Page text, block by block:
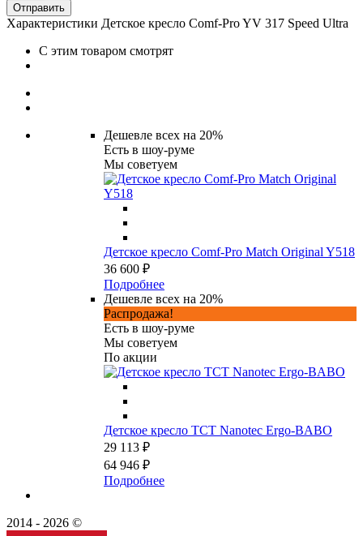
Характеристики Детское кресло Comf-Pro YV 317 Speed Ultra
С этим товаром смотрят
Дешевле всех на 20%
Есть в шоу-руме
Мы советуем
Детское кресло Сomf-Pro Match Original Y518
36 600 ₽
Подробнее
Дешевле всех на 20%
Распродажа!
Есть в шоу-руме
Мы советуем
По акции
Детское кресло TCT Nanotec Ergo-BABO
29 113 ₽
64 946 ₽
Подробнее
2014 - 2026 ©